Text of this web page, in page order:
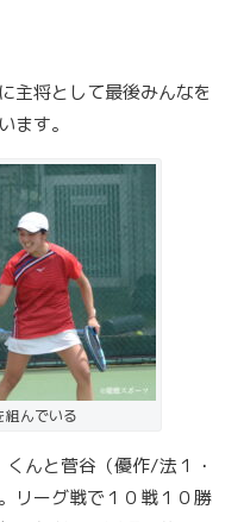
主将として最後みんなを
ます。
組んでいる
んと菅谷（優作/法１・
リーグ戦で１０戦１０勝